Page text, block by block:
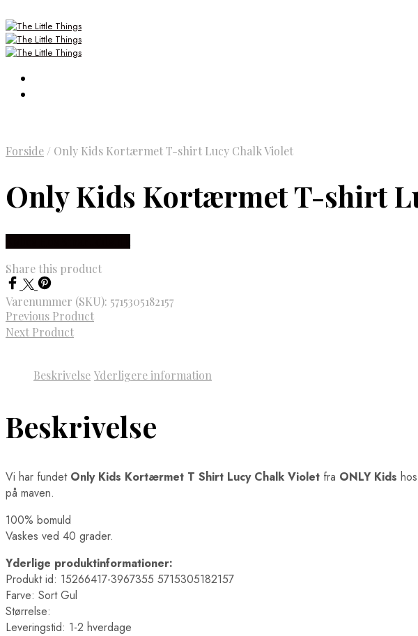
Forside / Only Kids Kortærmet T-shirt Lucy Chalk Violet
Only Kids Kortærmet T-shirt
Share this product
Varenummer (SKU): 5715305182157
Previous Product
Next Product
Beskrivelse Yderligere information
Beskrivelse
Vi har fundet Only Kids Kortærmet T Shirt Lucy Chalk Violet fra ONLY Kids
på maven.
100% bomuld
Vaskes ved 40 grader.
Yderlige produktinformationer:
Produkt id: 15266417-3967355 5715305182157
Farve: Sort Gul
Størrelse:
Leveringstid: 1-2 hverdage